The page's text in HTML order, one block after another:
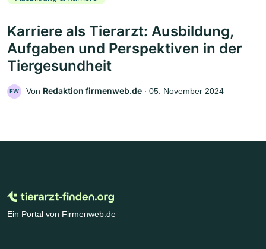
Karriere als Tierarzt: Ausbildung,
Aufgaben und Perspektiven in der
Tiergesundheit
FW Von Redaktion firmenweb.de ‧ 05. November 2024
Ein Portal von Firmenweb.de